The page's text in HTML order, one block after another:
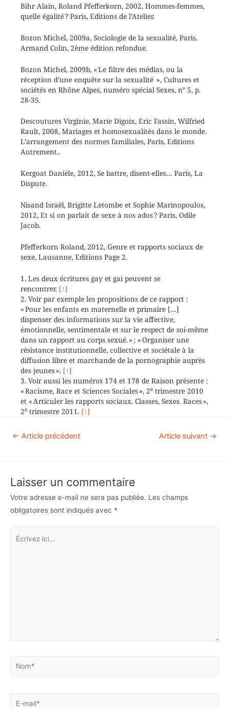
Bihr Alain, Roland Pfefferkorn, 2002, Hommes-femmes,
quelle égalité ? Paris, Editions de l’Atelier.
Bozon Michel, 2009a, Sociologie de la sexualité, Paris,
Armand Colin, 2ème édition refondue.
Bozon Michel, 2009b, « Le filtre des médias, ou la
réception d’une enquête sur la sexualité », Cultures et
sociétés en Rhône Alpes, numéro spécial Sexes, n° 5, p.
28-35.
Descoutures Virginie, Marie Digoix, Eric Fassin, Wilfried
Rault, 2008, Mariages et homosexualités dans le monde.
L’arrangement des normes familiales, Paris, Editions
Autrement..
Kergoat Danièle, 2012, Se battre, disent-elles… Paris, La
Dispute.
Nisand Israël, Brigitte Letombe et Sophie Marinopoulos,
2012, Et si on parlait de sexe à nos ados ? Paris, Odile
Jacob.
Pfefferkorn Roland, 2012, Genre et rapports sociaux de
sexe, Lausanne, Editions Page 2.
1. Les deux écritures gay et gai peuvent se
rencontrer. [↑]
2. Voir par exemple les propositions de ce rapport :
« Pour les enfants en maternelle et primaire […]
dispenser des informations sur la vie affective,
émotionnelle, sentimentale et sur le respect de soi-même
dans un rapport au corps sexué. » ; « Organiser une
résistance institutionnelle, collective et sociétale à la
diffusion libre et marchande de la pornographie auprès
des jeunes ». [↑]
3. Voir aussi les numéros 174 et 178 de Raison présente :
« Racisme, Race et Sciences Sociales », 2e trimestre 2010
et « Articuler les rapports sociaux. Classes, Sexes. Races »,
2e trimestre 2011. [↑]
← Article précédent Article suivant →
Laisser un commentaire
Votre adresse e-mail ne sera pas publiée. Les champs
obligatoires sont indiqués avec *